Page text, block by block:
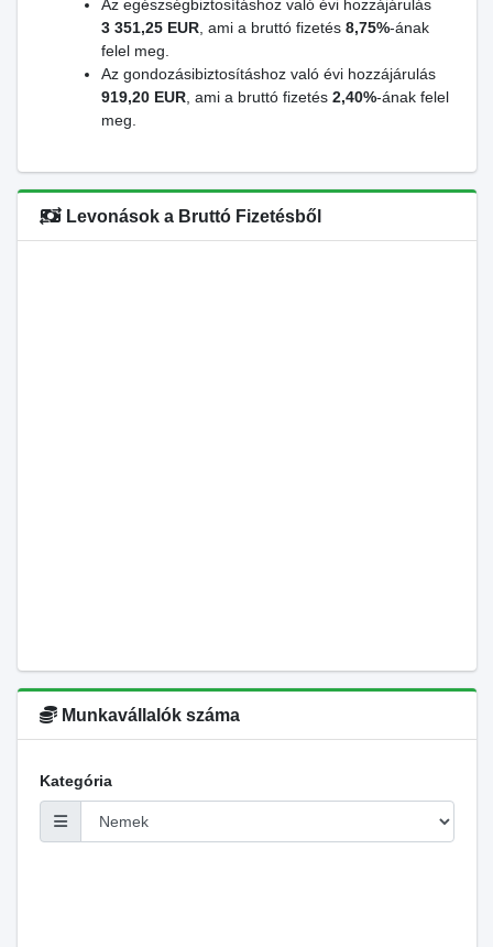
Az egészségbiztosításhoz való évi hozzájárulás
3 351,25 EUR , ami a bruttó fizetés 8,75%-ának
felel meg.
Az gondozásibiztosításhoz való évi hozzájárulás
919,20 EUR , ami a bruttó fizetés 2,40%-ának felel
meg.
Levonások a Bruttó Fizetésből
Munkavállalók száma
Kategória